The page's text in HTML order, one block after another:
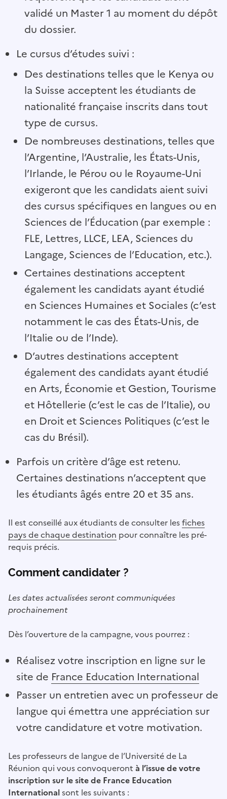
validé un Master 1 au moment du dépôt
du dossier.
Le cursus d’études suivi :
Des destinations telles que le Kenya ou
la Suisse acceptent les étudiants de
nationalité française inscrits dans tout
type de cursus.
De nombreuses destinations, telles que
l’Argentine, l’Australie, les États-Unis,
l’Irlande, le Pérou ou le Royaume-Uni
exigeront que les candidats aient suivi
des cursus spécifiques en langues ou en
Sciences de l’Éducation (par exemple :
FLE, Lettres, LLCE, LEA, Sciences du
Langage, Sciences de l’Education, etc.).
Certaines destinations acceptent
également les candidats ayant étudié
en Sciences Humaines et Sociales (c’est
notamment le cas des États-Unis, de
l’Italie ou de l’Inde).
D’autres destinations acceptent
également des candidats ayant étudié
en Arts, Économie et Gestion, Tourisme
et Hôtellerie (c’est le cas de l’Italie), ou
en Droit et Sciences Politiques (c’est le
cas du Brésil).
Parfois un critère d’âge est retenu.
Certaines destinations n’acceptent que
les étudiants âgés entre 20 et 35 ans.
Il est conseillé aux étudiants de consulter lesfiches
pays de chaque destination pour connaître les pré-
requis précis.
Comment candidater ?
Les dates actualisées seront communiquées
prochainement
Dès l’ouverture de la campagne, vous pourrez :
Réalisez votre inscription en ligne sur le
site de France Education International
Passer un entretien avec un professeur de
langue qui émettra une appréciation sur
votre candidature et votre motivation.
Les professeurs de langue de l’Université de La
Réunion qui vous convoqueront à l’issue de votre
inscription sur le site de France Education
Internationalsont les suivants :